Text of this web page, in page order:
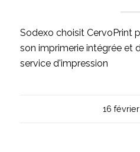
Sodexo choisit CervoPrint
son imprimerie intégrée et
service d'impression
16